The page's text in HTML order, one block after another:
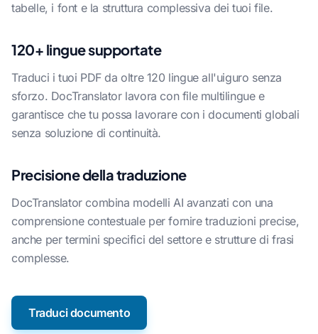
tabelle, i font e la struttura complessiva dei tuoi file.
120+ lingue supportate
Traduci i tuoi PDF da oltre 120 lingue all'uiguro senza
sforzo. DocTranslator lavora con file multilingue e
garantisce che tu possa lavorare con i documenti globali
senza soluzione di continuità.
Precisione della traduzione
DocTranslator combina modelli AI avanzati con una
comprensione contestuale per fornire traduzioni precise,
anche per termini specifici del settore e strutture di frasi
complesse.
Traduci documento